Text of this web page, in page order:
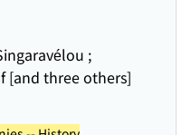
;
[and three others]